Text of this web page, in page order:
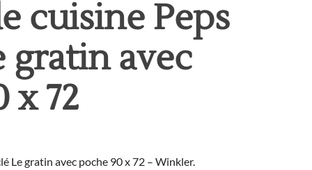
cuisine Peps
gratin avec
x 72
Le gratin avec poche 90 x 72 – Winkler.